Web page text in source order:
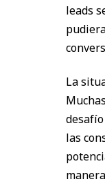
leads
La
las